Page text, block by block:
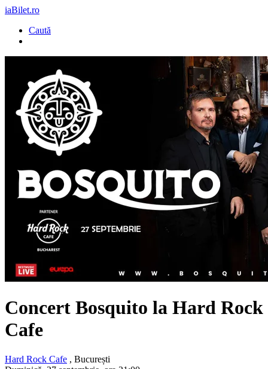
iaBilet.ro
Caută
Concert Bosquito la Hard Rock
Cafe
Hard Rock Cafe , București